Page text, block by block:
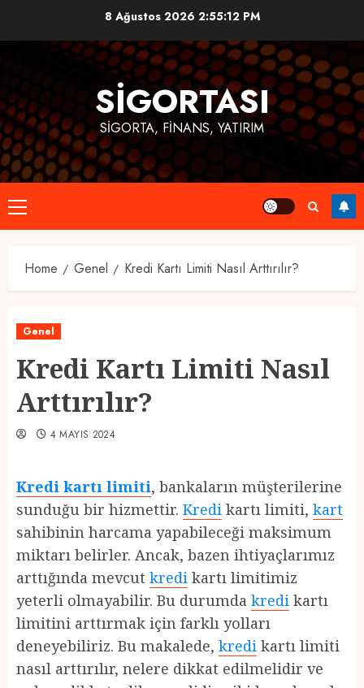
8 Ağustos 2026 2:55:12 PM
SIGORTASI
SIGORTA, FINANS, YATIRIM
Primary
Menu
Home Genel Kredi Kartı Limiti Nasıl Arttırılır?
Genel
Kredi Kartı Limiti Nasıl
Arttırılır?
4 MAYIS 2024
Kredi kartı limiti, bankaların müşterilerine
sunduğu bir hizmettir. Kredi kartı limiti, kart
sahibinin harcama yapabileceği maksimum
miktarı belirler. Ancak, bazen ihtiyaçlarımız
arttığında mevcut kredi kartı limitimiz
yeterli olmayabilir. Bu durumda kredi kartı
limitini arttırmak için farklı yolları
deneyebiliriz. Bu makalede, kredi kartı limiti
nasıl arttırılır, nelere dikkat edilmelidir ve